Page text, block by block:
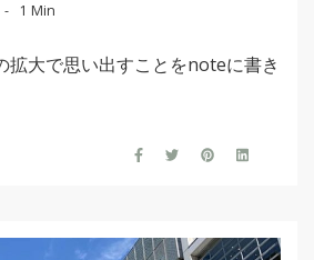
1 Min
拡大で思い出すことをnoteに書き